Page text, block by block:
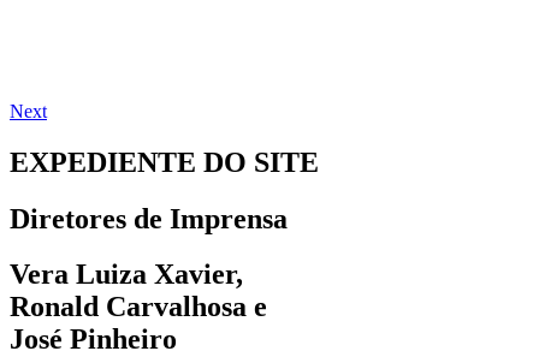
Next
EXPEDIENTE DO SITE
Diretores de Imprensa
Vera Luiza Xavier,
Ronald Carvalhosa e
José Pinheiro